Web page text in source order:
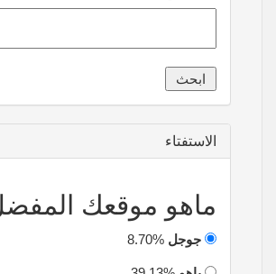
الاستفتاء
ماهو موقعك
جوجل